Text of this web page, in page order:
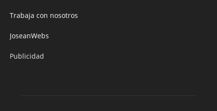
Trabaja con nosotros
JoseanWebs
Publicidad